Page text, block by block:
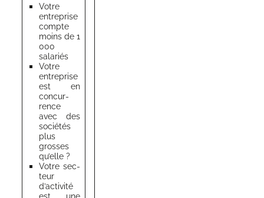
Votre
entre­prise
compte
moins de 1
000
salariés
Votre
entre­prise
est en
concur­
rence
avec des
socié­tés
plus
grosses
qu’elle ?
Votre sec­
teur
d’activité
est une